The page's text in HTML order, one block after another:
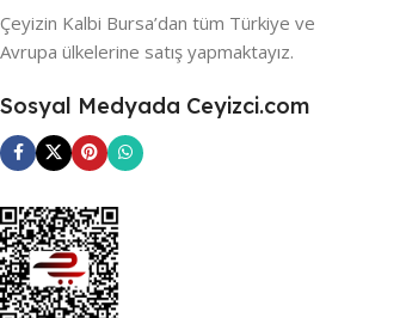
Çeyizin Kalbi Bursa’dan tüm Türkiye ve
Avrupa ülkelerine satış yapmaktayız.
Sosyal Medyada Ceyizci.com